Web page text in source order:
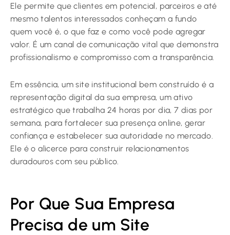
Ele permite que clientes em potencial, parceiros e até
mesmo talentos interessados conheçam a fundo
quem você é, o que faz e como você pode agregar
valor. É um canal de comunicação vital que demonstra
profissionalismo e compromisso com a transparência.
Em essência, um site institucional bem construído é a
representação digital da sua empresa, um ativo
estratégico que trabalha 24 horas por dia, 7 dias por
semana, para fortalecer sua presença online, gerar
confiança e estabelecer sua autoridade no mercado.
Ele é o alicerce para construir relacionamentos
duradouros com seu público.
Por Que Sua Empresa
Precisa de um Site